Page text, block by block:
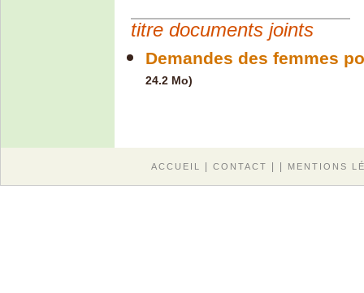
titre documents joints
Demandes des femmes
24.2 Mo)
ACCUEIL CONTACT MENTIONS